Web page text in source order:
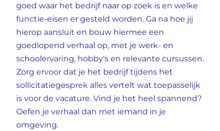
goed waar het bedrijf naar op zoek is en welke
functie-eisen er gesteld worden. Ga na hoe jij
hierop aansluit en bouw hiermee een
goedlopend verhaal op, met je werk- en
schoolervaring, hobby's en relevante cursussen.
Zorg ervoor dat je het bedrijf tijdens het
sollicitatiegesprek alles vertelt wat toepasselijk
is voor de vacature. Vind je het heel spannend?
Oefen je verhaal dan met iemand in je
omgeving.